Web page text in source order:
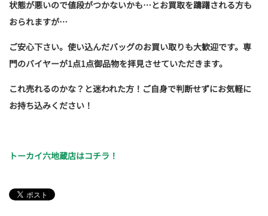
状態が悪いので値段がつかないかも…とお買取を躊躇される方も
おられますが…
ご安心下さい。使い込んだバッグのお買い取りも大歓迎です。専
門のバイヤーが1点1点御品物を拝見させていただきます。
これ売れるのかな？と迷われた方！ご自身で判断せずにお気軽に
お持ち込みください！
トーカイ六地蔵店はコチラ！